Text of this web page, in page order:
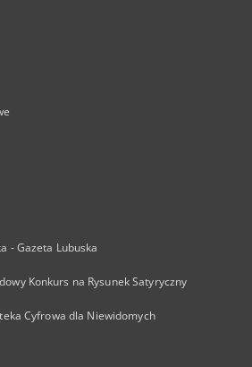
- Gazeta Lubuska
Konkurs na Rysunek Satyryczny
Cyfrowa dla Niewidomych